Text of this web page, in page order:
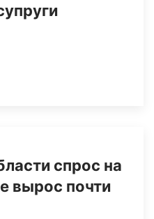
спрос на
вырос почти